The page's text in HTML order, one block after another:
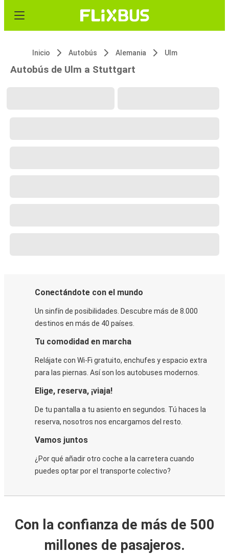
Inicio Autobús Alemania Ulm
Autobús de Ulm a Stuttgart
Conectándote con el mundo
Un sinfín de posibilidades. Descubre más de 8.000
destinos en más de 40 países.
Tu comodidad en marcha
Relájate con Wi-Fi gratuito, enchufes y espacio extra
para las piernas. Así son los autobuses modernos.
Elige, reserva, ¡viaja!
De tu pantalla a tu asiento en segundos. Tú haces la
reserva, nosotros nos encargamos del resto.
Vamos juntos
¿Por qué añadir otro coche a la carretera cuando
puedes optar por el transporte colectivo?
Con la confianza de más de 500
millones de pasajeros.